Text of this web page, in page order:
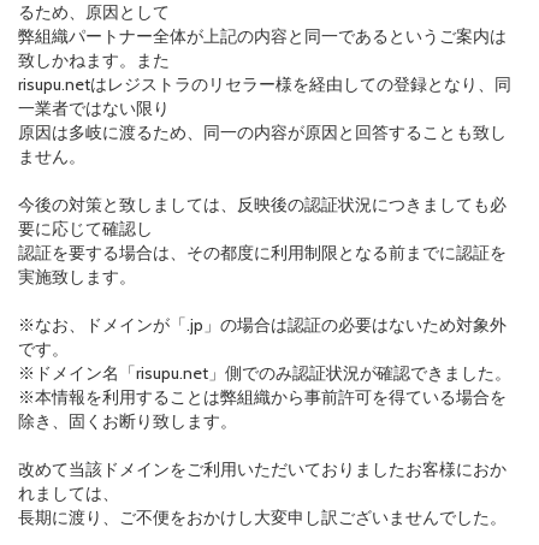
るため、原因として
弊組織パートナー全体が上記の内容と同一であるというご案内は
致しかねます。また
risupu.netはレジストラのリセラー様を経由しての登録となり、同
一業者ではない限り
原因は多岐に渡るため、同一の内容が原因と回答することも致し
ません。
今後の対策と致しましては、反映後の認証状況につきましても必
要に応じて確認し
認証を要する場合は、その都度に利用制限となる前までに認証を
実施致します。
※なお、ドメインが「.jp」の場合は認証の必要はないため対象外
です。
※ドメイン名「risupu.net」側でのみ認証状況が確認できました。
※本情報を利用することは弊組織から事前許可を得ている場合を
除き、固くお断り致します。
改めて当該ドメインをご利用いただいておりましたお客様におか
れましては、
長期に渡り、ご不便をおかけし大変申し訳ございませんでした。